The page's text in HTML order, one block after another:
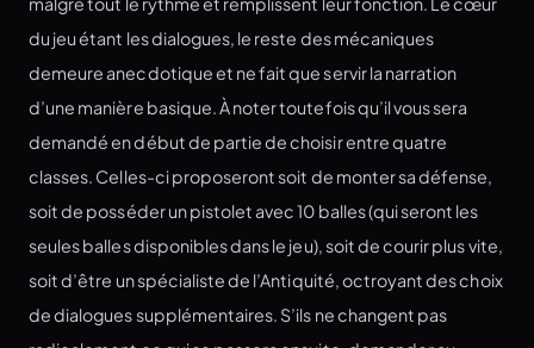
du jeu étant les dialogues, le reste des mécaniques
demeure anecdotique et ne fait que servir la narration
d’une manière basique. À noter toutefois qu’il vous sera
demandé en début de partie de choisir entre quatre
classes. Celles-ci proposeront soit de monter sa défense,
soit de posséder un pistolet avec 10 balles (qui seront les
seules balles disponibles dans le jeu), soit de courir plus vite,
soit d’être un spécialiste de l’Antiquité, octroyant des choix
de dialogues supplémentaires. S’ils ne changent pas